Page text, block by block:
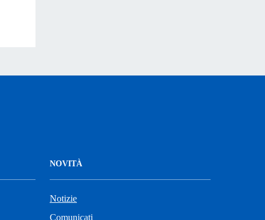
NOVITÀ
Notizie
Comunicati